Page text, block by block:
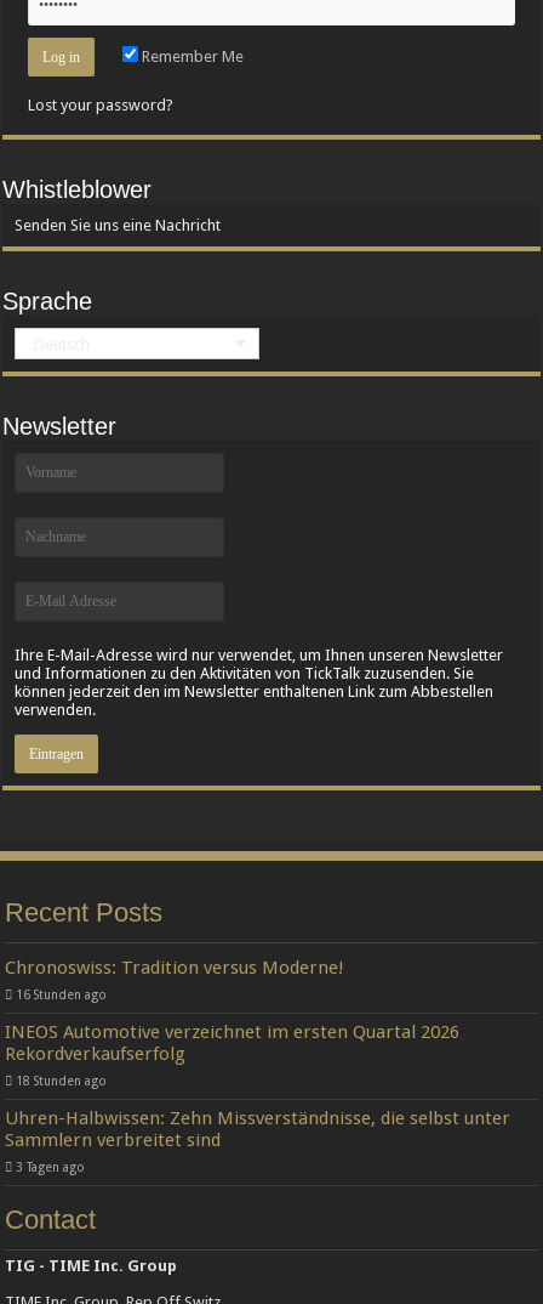
Remember Me
Lost your password?
Whistleblower
Senden Sie uns eine Nachricht
Sprache
Newsletter
Ihre E-Mail-Adresse wird nur verwendet, um Ihnen unseren Newsletter
und Informationen zu den Aktivitäten von TickTalk zuzusenden. Sie
können jederzeit den im Newsletter enthaltenen Link zum Abbestellen
verwenden.
Recent Posts
Chronoswiss: Tradition versus Moderne!
16 Stunden ago
INEOS Automotive verzeichnet im ersten Quartal 2026
Rekordverkaufserfolg
18 Stunden ago
Uhren-Halbwissen: Zehn Missverständnisse, die selbst unter
Sammlern verbreitet sind
3 Tagen ago
Contact
TIG - TIME Inc. Group